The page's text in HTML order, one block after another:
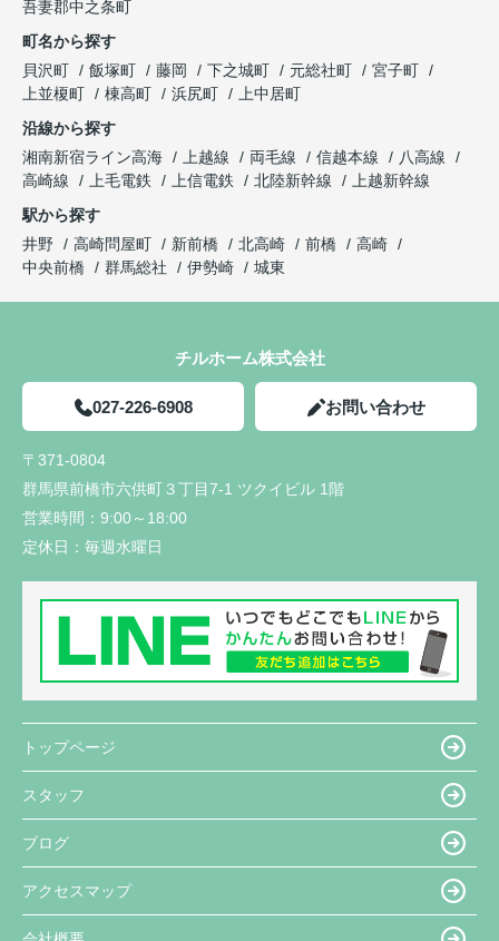
吾妻郡中之条町
町名から探す
貝沢町
飯塚町 藤岡 下之城町 元総社町
宮子町
上並榎町
棟高町 浜尻町
上中居町
沿線から探す
湘南新宿ライン高海
上越線 両毛線 信越本線
八高線
高崎線
上毛電鉄 上信電鉄 北陸新幹線
上越新幹線
駅から探す
井野
高崎問屋町 新前橋 北高崎 前橋
高崎
中央前橋
群馬総社 伊勢崎 城東
チルホーム株式会社
027-226-6908 お問い合わせ
〒371-0804
群馬県前橋市六供町３丁目7-1 ツクイビル 1階
営業時間： 9:00～18:00
定休日： 毎週水曜日
トップページ
スタッフ
ブログ
アクセスマップ